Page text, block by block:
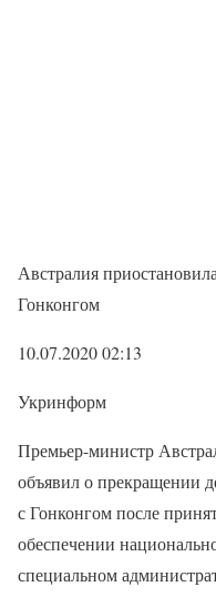
Австралия
Гонконгом
10.07.2020 02:13
Укринформ
Премьер-министр
объявил о прекращении
с Гонконгом после
обеспечении
специальном